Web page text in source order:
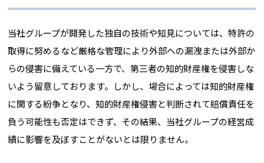
当社グループが開発した独自の技術や知見については、特許の
取得に努めるなど厳格な管理により外部への漏洩または外部か
らの侵害に備えている一方で、第三者の知的財産権を侵害しな
いよう留意しております。しかし、場合によっては知的財産権
に関する紛争となり、知的財産権侵害と判断されて賠償責任を
負う可能性も否定はできず、その結果、当社グループの経営成
績に影響を及ぼすことがないとは限りません。